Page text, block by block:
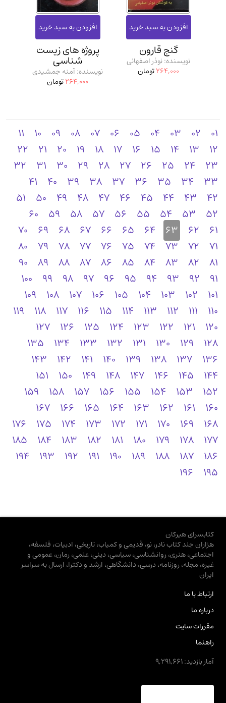
گنج قارون
نویسنده: نوذر اصفهانی
264,000تومان
پروژه‌ های زیست
شناسی
نویسنده: آمنه جمشیدی
264,000تومان
01
02
03
04
05
06
07
08
09
10
11
12
13
14
15
16
17
18
19
20
21
22
23
24
25
26
27
28
29
30
31
32
33
34
35
36
37
38
39
40
41
42
43
44
45
46
47
48
49
50
51
52
53
54
55
56
57
58
59
60
61
62
63
64
65
66
67
68
69
70
71
72
73
74
75
76
77
78
79
80
81
82
83
84
85
86
87
88
89
90
91
92
93
94
95
96
97
98
99
100
101
102
103
104
105
106
107
108
109
110
111
112
113
114
115
116
117
118
119
120
121
122
123
124
125
126
127
128
129
130
131
132
133
134
135
136
137
138
139
140
141
142
143
144
145
146
147
148
149
150
151
152
153
154
155
156
157
158
159
160
161
162
163
164
165
166
167
168
169
170
171
172
173
174
175
176
177
178
179
180
181
182
183
184
185
186
187
188
189
190
191
192
193
194
195
196
کتابسرای هیرکان
هزاران جلد کتاب نادر، نو، قدیمی و کمیاب، تاریخی، ادبیات، فلسفه،
اجتماعی، هنری، روانشناسی، سیاسی، دینی، علمی، رمان، عمومی و
غیره، مجله، روزنامه، درسی، دانشگاهی، ارشد و دکترا، ارسال به سراسر
ایران
ارتباط با ما
درباره ما
مقررات سایت
راهنما
آمار بازدید: 9,291,661